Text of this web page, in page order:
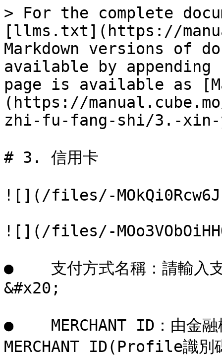
> For the complete
[llms.txt](https://
Markdown versions of
available by
page is available as
(https://
zhi-fu-fang-shi/3.-xin-
# 3. 信用卡
![](/files/-
![](/files/-
●    支付方式名稱：請輸入
&#x20;
●    MERCHANT ID：由金融
MERCHANT ID(Profile識